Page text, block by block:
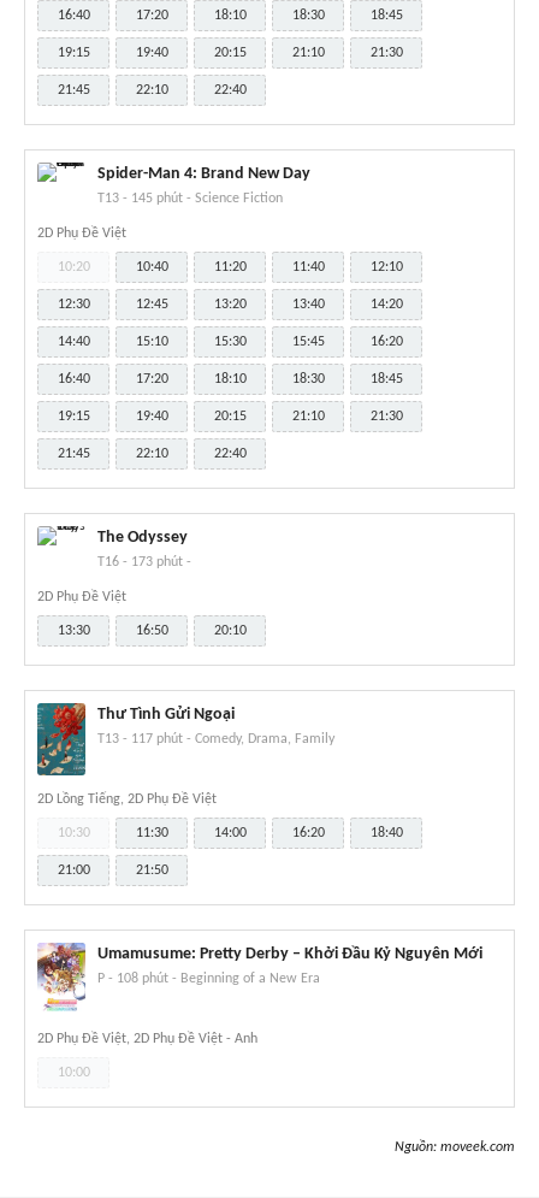
16:40 17:20 18:10 18:30 18:45
19:15 19:40 20:15 21:10 21:30
21:45 22:10 22:40
Spider-Man 4: Brand New Day
T13 - 145 phút - Science Fiction
2D Phụ Đề Việt
10:20 10:40 11:20 11:40 12:10
12:30 12:45 13:20 13:40 14:20
14:40 15:10 15:30 15:45 16:20
16:40 17:20 18:10 18:30 18:45
19:15 19:40 20:15 21:10 21:30
21:45 22:10 22:40
The Odyssey
T16 - 173 phút -
2D Phụ Đề Việt
13:30 16:50 20:10
Thư Tình Gửi Ngoại
T13 - 117 phút - Comedy, Drama, Family
2D Lồng Tiếng, 2D Phụ Đề Việt
10:30 11:30 14:00 16:20 18:40
21:00 21:50
Umamusume: Pretty Derby – Khởi Đầu Kỷ Nguyên Mới
P - 108 phút - Beginning of a New Era
2D Phụ Đề Việt, 2D Phụ Đề Việt - Anh
10:00
Nguồn: moveek.com